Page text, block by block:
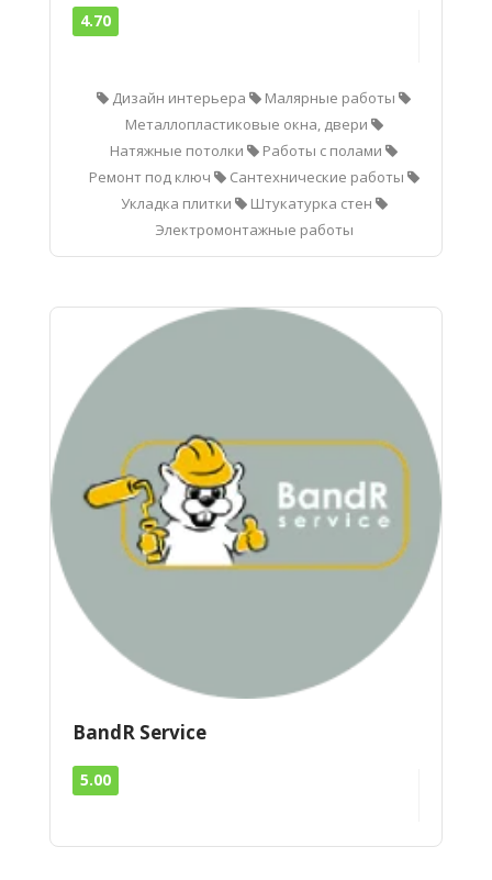
4.70
Дизайн интерьера
Малярные работы
Металлопластиковые окна, двери
Натяжные потолки
Работы с полами
Ремонт под ключ
Сантехнические работы
Укладка плитки
Штукатурка стен
Электромонтажные работы
BandR Service
5.00